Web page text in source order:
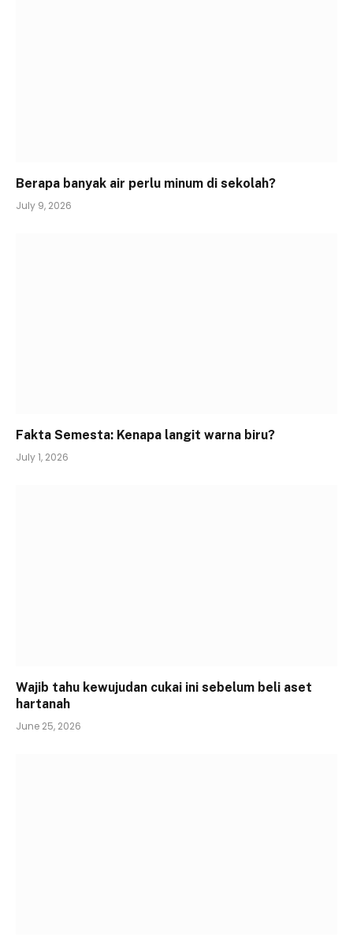
Berapa banyak air perlu minum di sekolah?
July 9, 2026
Fakta Semesta: Kenapa langit warna biru?
July 1, 2026
Wajib tahu kewujudan cukai ini sebelum beli aset
hartanah
June 25, 2026